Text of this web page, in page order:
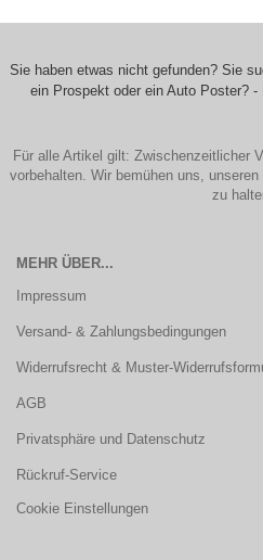
Sie haben etwas nicht gefunden? Sie
ein Prospekt oder ein Auto Poster? -
Für alle Artikel gilt: Zwischenzeitlicher
vorbehalten. Wir bemühen uns,
zu
MEHR ÜBER...
Impressum
Versand- & Zahlungsbedingungen
Widerrufsrecht & Muster-
AGB
Privatsphäre und Datenschutz
Rückruf-Service
Cookie Einstellungen